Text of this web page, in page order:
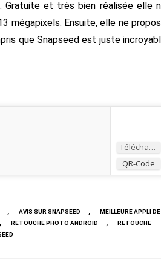
Gratuite et très bien réalisée elle
mégapixels. Ensuite, elle ne
que Snapseed est juste
Télécharger
QR-Code
, AVIS SUR SNAPSEED ,
MEILLEURE APPLI DE
, RETOUCHE PHOTO ANDROID ,
RETOUCHE